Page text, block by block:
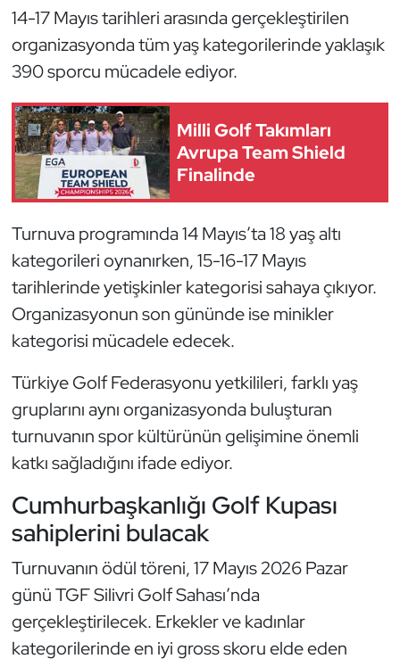
14-17 Mayıs tarihleri arasında gerçekleştirilen
organizasyonda tüm yaş kategorilerinde yaklaşık
390 sporcu mücadele ediyor.
Milli Golf Takımları
Avrupa Team Shield
Finalinde
Turnuva programında 14 Mayıs’ta 18 yaş altı
kategorileri oynanırken, 15-16-17 Mayıs
tarihlerinde yetişkinler kategorisi sahaya çıkıyor.
Organizasyonun son gününde ise minikler
kategorisi mücadele edecek.
Türkiye Golf Federasyonu yetkilileri, farklı yaş
gruplarını aynı organizasyonda buluşturan
turnuvanın spor kültürünün gelişimine önemli
katkı sağladığını ifade ediyor.
Cumhurbaşkanlığı Golf Kupası
sahiplerini bulacak
Turnuvanın ödül töreni, 17 Mayıs 2026 Pazar
günü TGF Silivri Golf Sahası’nda
gerçekleştirilecek. Erkekler ve kadınlar
kategorilerinde en iyi gross skoru elde eden
Masa Tenisi
Modern Pentatlon
Motor Sporları
Muay Thai
Okçuluk
Optimist
Oryantiring
Özel Sporcular
Paralimpik
Ragbi
Satranç
Su Topu
Sualtı Sporları
Tekvando
Tenis